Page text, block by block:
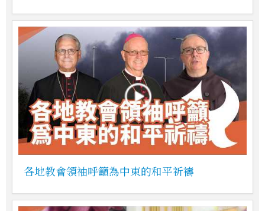
各地教會領袖呼籲為中東的和平祈禱